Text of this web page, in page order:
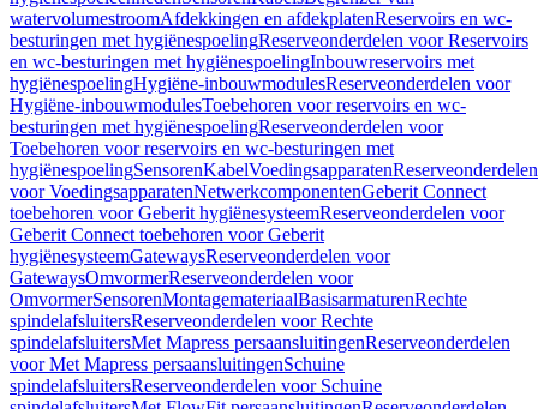
watervolumestroomAfdekkingen en afdekplatenReservoirs en wc-
besturingen met hygiënespoelingReserveonderdelen voor Reservoirs
en wc-besturingen met hygiënespoelingInbouwreservoirs met
hygiënespoelingHygiëne-inbouwmodulesReserveonderdelen voor
Hygiëne-inbouwmodulesToebehoren voor reservoirs en wc-
besturingen met hygiënespoelingReserveonderdelen voor
Toebehoren voor reservoirs en wc-besturingen met
hygiënespoelingSensorenKabelVoedingsapparatenReserveonderdelen
voor VoedingsapparatenNetwerkcomponentenGeberit Connect
toebehoren voor Geberit hygiënesysteemReserveonderdelen voor
Geberit Connect toebehoren voor Geberit
hygiënesysteemGatewaysReserveonderdelen voor
GatewaysOmvormerReserveonderdelen voor
OmvormerSensorenMontagemateriaalBasisarmaturenRechte
spindelafsluitersReserveonderdelen voor Rechte
spindelafsluitersMet Mapress persaansluitingenReserveonderdelen
voor Met Mapress persaansluitingenSchuine
spindelafsluitersReserveonderdelen voor Schuine